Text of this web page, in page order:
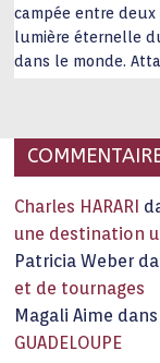
campée entre
lumière éternelle
dans le monde.
Charles HARARI
une destination
Patricia Weber
et de tournages
Magali Aime dans
GUADELOUPE